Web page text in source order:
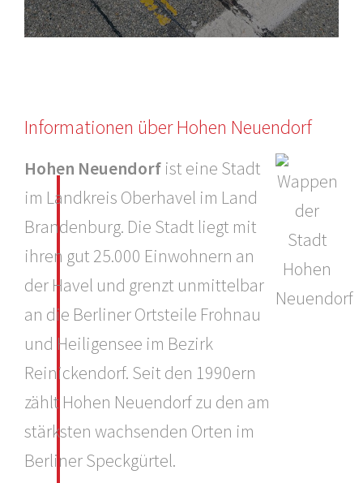
Informationen über Hohen Neuendorf
Hohen Neuendorf ist eine Stadt
im Landkreis Oberhavel im Land
Brandenburg. Die Stadt liegt mit
ihren gut 25.000 Einwohnern an
der Havel und grenzt unmittelbar
an die Berliner Ortsteile Frohnau
und Heiligensee im Bezirk
Reinickendorf. Seit den 1990ern
zählt Hohen Neuendorf zu den am
stärksten wachsenden Orten im
Berliner Speckgürtel.